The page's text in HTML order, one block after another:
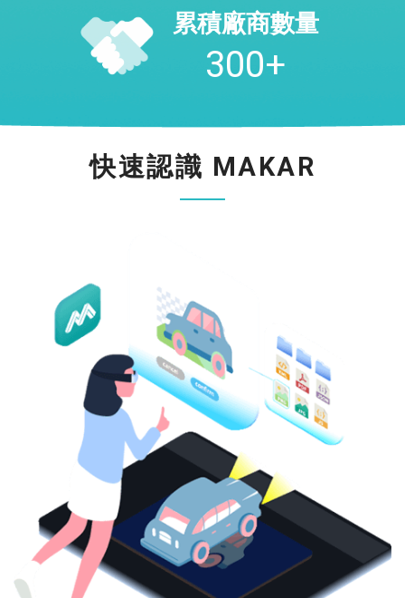
累積廠商數量
300+
快速認識 MAKAR